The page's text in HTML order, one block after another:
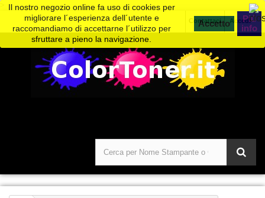
Accedi
Contattaci
Il nostro negozio online fa uso di cookies per
migliorare l´esperienza dell´utente e
raccomandiamo di accettarne l´utilizzo per
sfruttare a pieno la navigazione.
Piú
info